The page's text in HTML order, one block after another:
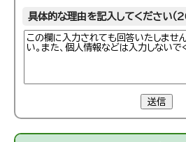
具体的な理由を記入してください（
送信